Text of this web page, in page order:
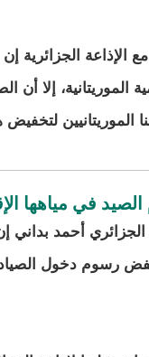
الإذاعة الجزائرية إن
إلا أن
في مياهها
الجزائري أحمد
رسوم دخول